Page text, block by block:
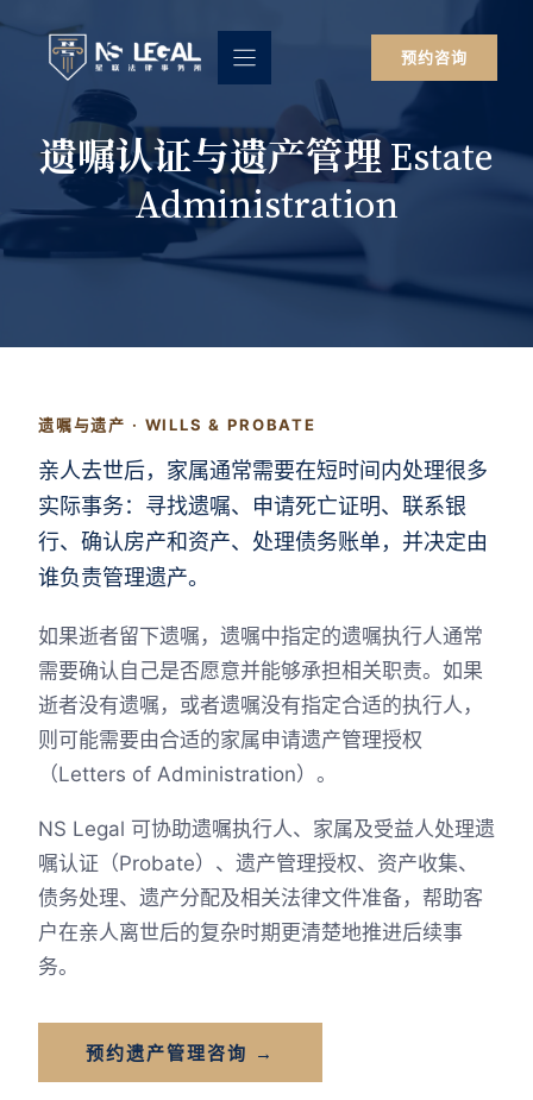
预约咨询
遗嘱认证与遗产管理 Estate
Administration
遗嘱与遗产 · WILLS & PROBATE
亲人去世后，家属通常需要在短时间内处理很多
实际事务：寻找遗嘱、申请死亡证明、联系银
行、确认房产和资产、处理债务账单，并决定由
谁负责管理遗产。
如果逝者留下遗嘱，遗嘱中指定的遗嘱执行人通常
需要确认自己是否愿意并能够承担相关职责。如果
逝者没有遗嘱，或者遗嘱没有指定合适的执行人，
则可能需要由合适的家属申请遗产管理授权
（Letters of Administration）。
NS Legal 可协助遗嘱执行人、家属及受益人处理遗
嘱认证（Probate）、遗产管理授权、资产收集、
债务处理、遗产分配及相关法律文件准备，帮助客
户在亲人离世后的复杂时期更清楚地推进后续事
务。
预约遗产管理咨询 →